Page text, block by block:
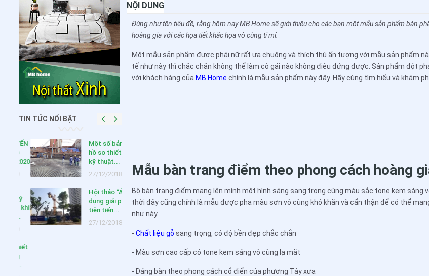
NỘI DUNG
Đúng như tên tiêu đề, rằng hôm nay MB Home sẽ giới thiệu cho các bạn một mẫu sản phẩm bàn
hoàng gia với các họa tiết khắc họa vô cùng tỉ mỉ.
Một mẫu sản phẩm được phái nữ rất ưa chuộng và thích thú ấn tượng với mẫu sản phẩm
tế như này thì chắc chắn không thể làm cô gái nào không điêu đứng được. Sản phẩm đột
với khách hàng của MB Home chính là mẫu sản phẩm này đây. Hãy cùng tìm hiểu và khám
Mẫu bàn trang điểm theo phong cách hoàng
Bộ bàn trang điểm mang lên mình một hình sáng sang trọng cùng màu sắc tone kem sáng
thời đây cũng chính là mẫu được pha màu sơn vô cùng khó khăn và cẩn thận để có thể
như này.
-Chất liệu gỗ sang trọng, có độ bền đẹp chắc chắn
- Màu sơn cao cấp có tone kem sáng vô cùng lạ mắt
- Dáng bàn theo phong cách cổ điển của phương Tây xưa
TIN TỨC NỔI BẬT
Một số bản vẽ
hồ sơ thiết kế
kỹ thuật...
27/12/2018
Hội thảo “Áp
dụng giải pháp
tiên tiến...
27/12/2018